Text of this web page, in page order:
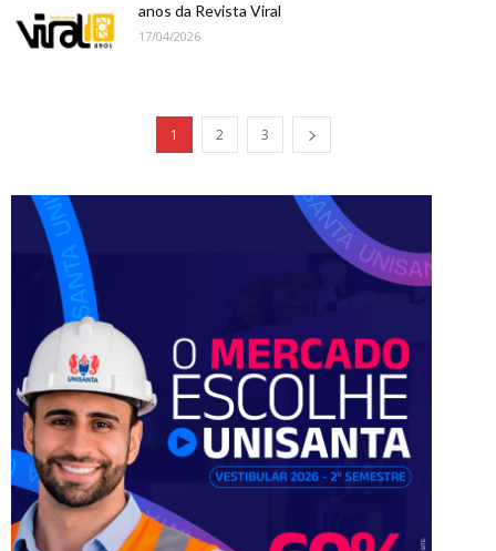
anos da Revista Viral
17/04/2026
1 2 3